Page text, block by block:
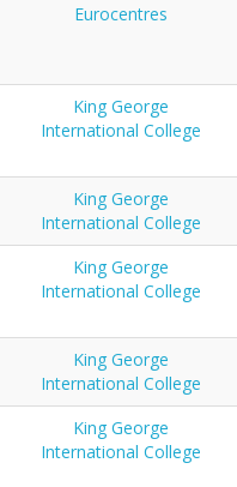
Eurocentres
King George
International College
King George
International College
King George
International College
King George
International College
King George
International College